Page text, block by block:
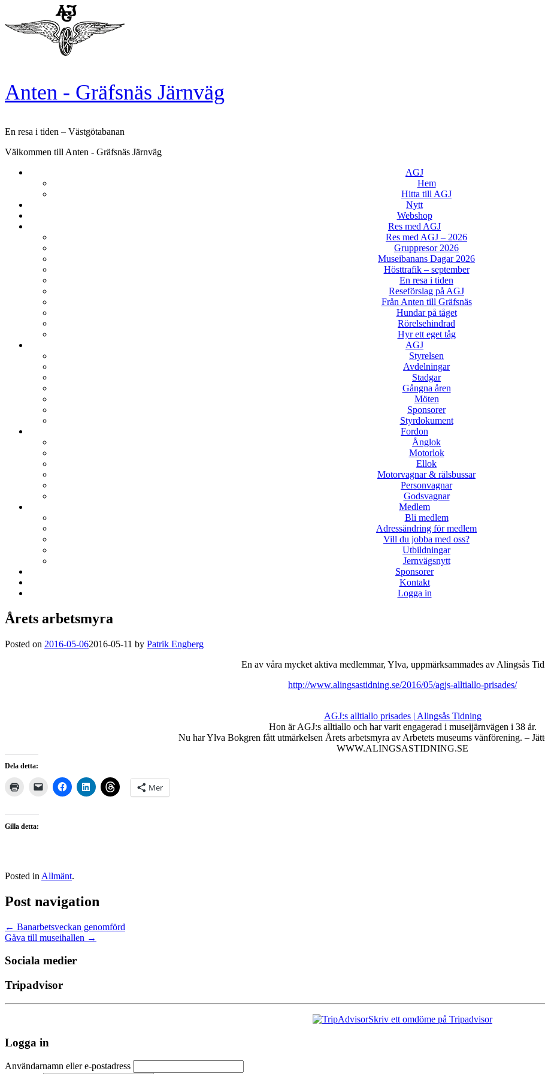
content
Anten - Gräfsnäs Järnväg
En resa i tiden – Västgötabanan
Välkommen till Anten - Gräfsnäs Järnväg
AGJ
Hem
Hitta till AGJ
Nytt
Webshop
Res med AGJ
Res med AGJ – 2026
Gruppresor 2026
Museibanans Dagar 2026
Hösttrafik – september
En resa i tiden
Reseförslag på AGJ
Från Anten till Gräfsnäs
Hundar på tåget
Rörelsehindrad
Hyr ett eget tåg
AGJ
Styrelsen
Avdelningar
Stadgar
Gångna åren
Möten
Sponsorer
Styrdokument
Fordon
Ånglok
Motorlok
Ellok
Motorvagnar & rälsbussar
Personvagnar
Godsvagnar
Medlem
Bli medlem
Adressändring för medlem
Vill du jobba med oss?
Utbildningar
Jernvägsnytt
Sponsorer
Kontakt
Logga in
Årets arbetsmyra
Posted on 2016-05-062016-05-11 by Patrik Engberg
En av våra mycket aktiva medlemmar, Ylva, uppmärksammades av Alingsås
http://www.alingsastidning.se/2016/05/agjs-alltiallo-prisades/
AGJ:s alltiallo prisades | Alingsås Tidning
Hon är AGJ:s alltiallo och har varit engagerad i museijärnvägen i 38 år.
Nu har Ylva Bokgren fått utmärkelsen Årets arbetsmyra av Arbetets museums vänförening. –
WWW.ALINGSASTIDNING.SE
Dela detta:
Mer
Gilla detta:
Posted in Allmänt.
Post navigation
← Banarbetsveckan genomförd
Gåva till museihallen →
Sociala medier
Tripadvisor
Skriv ett omdöme på Tripadvisor
Logga in
Användarnamn eller e-postadress